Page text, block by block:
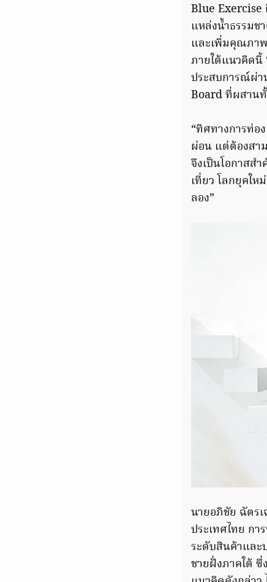
Blue Exercise
แหล่งน้ำธรรมช
และเพิ่มคุณภา
ภายใต้แนวคิดนี้
ประสบการณ์ผ่า
Board ที่ผสาน
“ทิศทางการท่อ
ผ่อน แต่ต้องสา
จึงเป็นโอกาสส
เที่ยว โลกยุคใ
ลอง”
นายอภิชัย ฉัตร
ประเทศไทย ก
ระดับสินค้าและ
ชายฝั่งภาคใต้